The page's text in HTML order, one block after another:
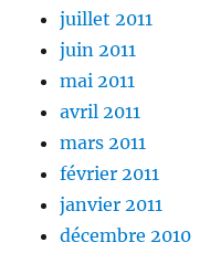
juillet 2011
juin 2011
mai 2011
avril 2011
mars 2011
février 2011
janvier 2011
décembre 2010